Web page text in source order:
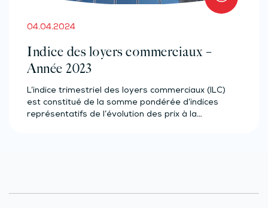
04.04.2024
Indice des loyers commerciaux –
Année 2023
L’indice trimestriel des loyers commerciaux (ILC)
est constitué de la somme pondérée d’indices
représentatifs de l’évolution des prix à la…